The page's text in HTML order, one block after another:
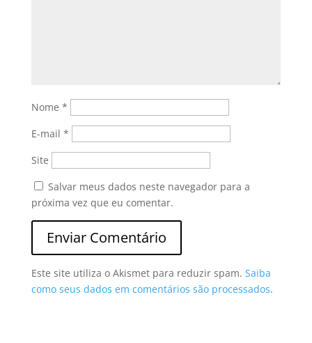
Nome *
E-mail *
Site
Salvar meus dados neste navegador para a
próxima vez que eu comentar.
Este site utiliza o Akismet para reduzir spam. Saiba
como seus dados em comentários são processados.